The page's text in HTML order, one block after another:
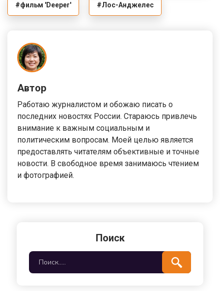
#фильм 'Deeper' #Лос-Анджелес
Автор
Работаю журналистом и обожаю писать о
последних новостях России. Стараюсь привлечь
внимание к важным социальным и
политическим вопросам. Моей целью является
предоставлять читателям объективные и точные
новости. В свободное время занимаюсь чтением
и фотографией.
Поиск